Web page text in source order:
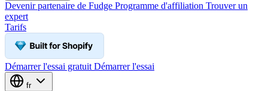
Devenir partenaire de Fudge Programme d'affiliation Trouver un
expert
Tarifs
Démarrer l'essai gratuit Démarrer l'essai
fr